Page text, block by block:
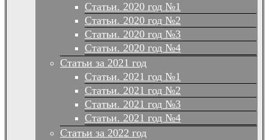
Статьи. 2020 год №1
Статьи. 2020 год №2
Статьи. 2020 год №3
Статьи. 2020 год №4
Статьи за 2021 год
Статьи. 2021 год №1
Статьи. 2021 год №2
Статьи. 2021 год №3
Статьи. 2021 год №4
Статьи за 2022 год